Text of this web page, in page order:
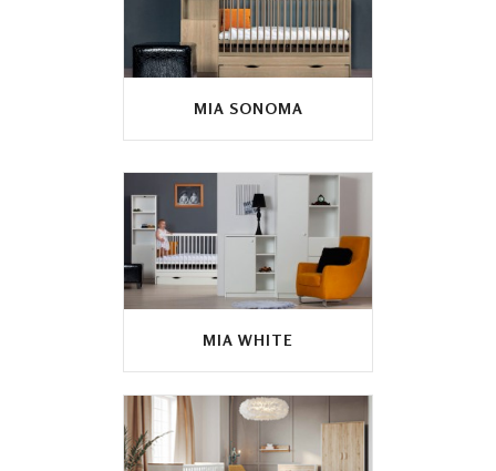
MIA SONOMA
MIA WHITE